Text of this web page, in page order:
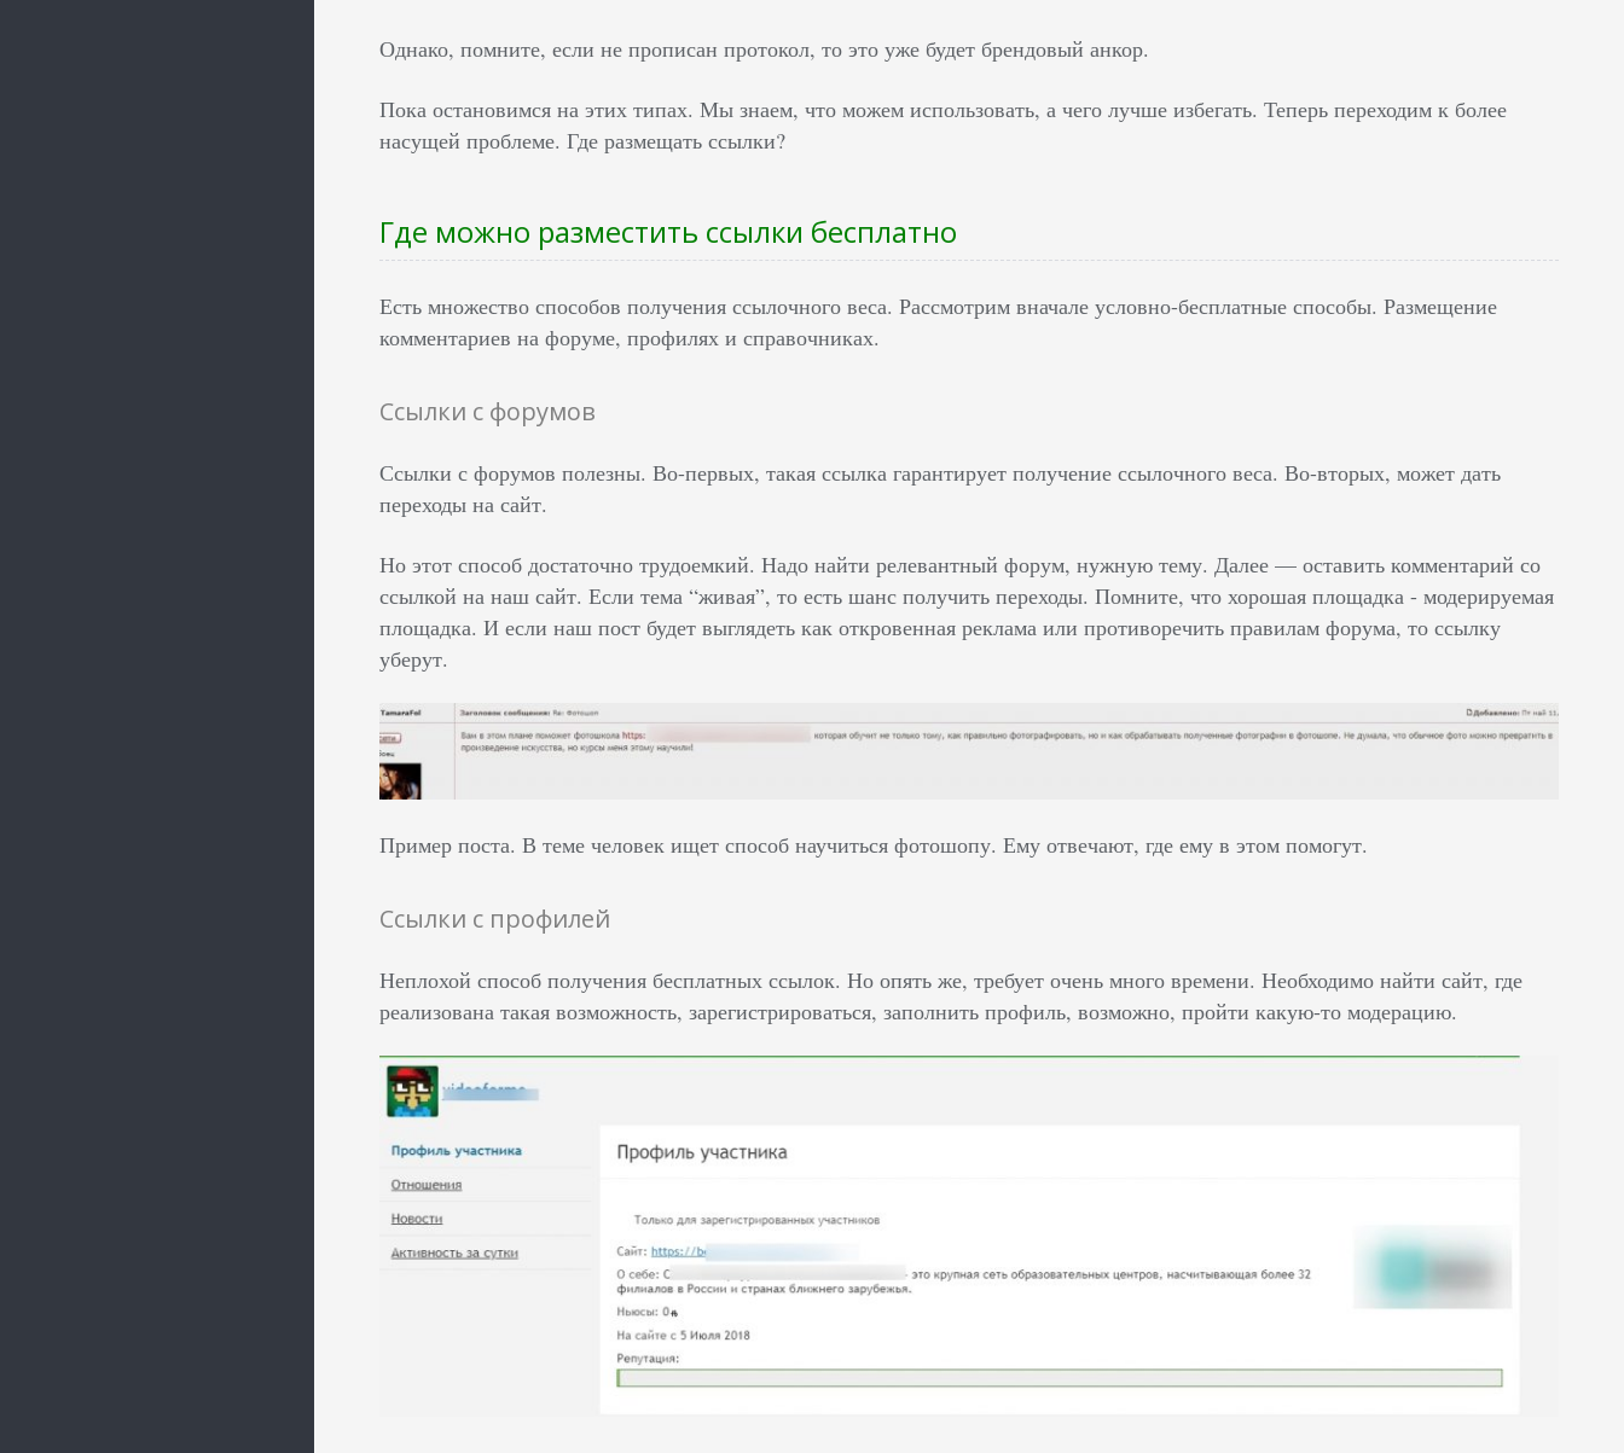
Однако, помните, если не прописан протокол, то это уже будет брендовый анкор.
Пока остановимся на этих типах. Мы знаем, что можем использовать, а чего лучше избегать. Теперь переходим к более
насущей проблеме. Где размещать ссылки?
Где можно разместить ссылки бесплатно
Есть множество способов получения ссылочного веса. Рассмотрим вначале условно-бесплатные способы. Размещение
комментариев на форуме, профилях и справочниках.
Ссылки с форумов
Ссылки с форумов полезны. Во-первых, такая ссылка гарантирует получение ссылочного веса. Во-вторых, может дать
переходы на сайт.
Но этот способ достаточно трудоемкий. Надо найти релевантный форум, нужную тему. Далее — оставить комментарий со
ссылкой на наш сайт. Если тема “живая”, то есть шанс получить переходы. Помните, что хорошая площадка - модерируемая
площадка. И если наш пост будет выглядеть как откровенная реклама или противоречить правилам форума, то ссылку
уберут.
Пример поста. В теме человек ищет способ научиться фотошопу. Ему отвечают, где ему в этом помогут.
Ссылки с профилей
Неплохой способ получения бесплатных ссылок. Но опять же, требует очень много времени. Необходимо найти сайт, где
реализована такая возможность, зарегистрироваться, заполнить профиль, возможно, пройти какую-то модерацию.